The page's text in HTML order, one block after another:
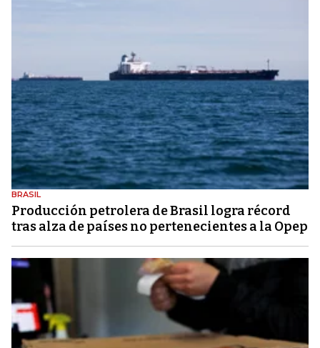
BRASIL
Producción petrolera de Brasil logra récord
tras alza de países no pertenecientes a la Opep